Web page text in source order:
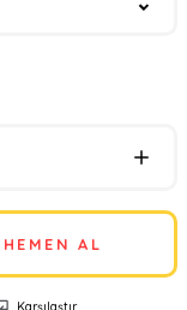
HEMEN AL